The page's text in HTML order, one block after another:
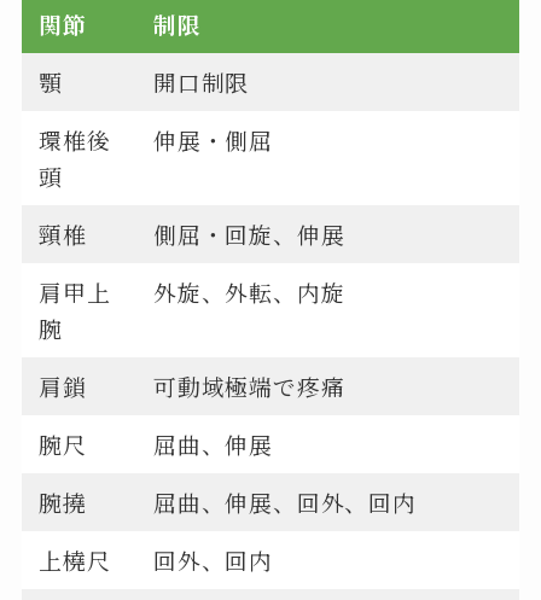
関節
制限
顎
開口制限
環椎後
頭
伸展・側屈
頸椎
側屈・回旋、伸展
肩甲上
腕
外旋、外転、内旋
肩鎖
可動域極端で疼痛
腕尺
屈曲、伸展
腕撓
屈曲、伸展、回外、回内
上橈尺
回外、回内